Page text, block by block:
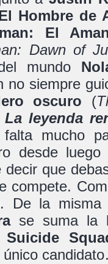
Hombre de
El
Dawn of
mundo
no siempre
oscuro (
leyenda
mucho
desde luego
decir que
compete.
De la
se suma la
Suicide
único